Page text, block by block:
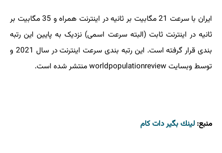
ایران با سرعت 21 مگابیت بر ثانیه در اینترنت همراه و 35 مگابیت بر
ثانیه در اینترنت ثابت (البته سرعت اسمی) نزدیک به پایین این رتبه
بندی قرار گرفته است. این رتبه بندی سرعت اینترنت در سال 2021 و
توسط وبسایت worldpopulationreview منتشر شده است.
منبع: لینك بگیر دات كام